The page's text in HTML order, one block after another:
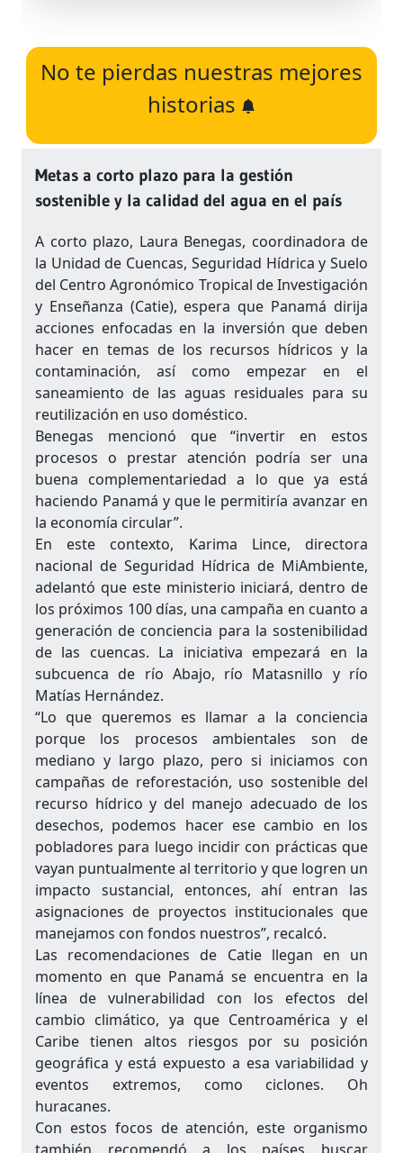
No te pierdas nuestras mejores
historias
Metas a corto plazo para la gestión
sostenible y la calidad del agua en el país
A corto plazo, Laura Benegas, coordinadora de
la Unidad de Cuencas, Seguridad Hídrica y Suelo
del Centro Agronómico Tropical de Investigación
y Enseñanza (Catie), espera que Panamá dirija
acciones enfocadas en la inversión que deben
hacer en temas de los recursos hídricos y la
contaminación, así como empezar en el
saneamiento de las aguas residuales para su
reutilización en uso doméstico.
Benegas mencionó que “invertir en estos
procesos o prestar atención podría ser una
buena complementariedad a lo que ya está
haciendo Panamá y que le permitiría avanzar en
la economía circular”.
En este contexto, Karima Lince, directora
nacional de Seguridad Hídrica de MiAmbiente,
adelantó que este ministerio iniciará, dentro de
los próximos 100 días, una campaña en cuanto a
generación de conciencia para la sostenibilidad
de las cuencas. La iniciativa empezará en la
subcuenca de río Abajo, río Matasnillo y río
Matías Hernández.
“Lo que queremos es llamar a la conciencia
porque los procesos ambientales son de
mediano y largo plazo, pero si iniciamos con
campañas de reforestación, uso sostenible del
recurso hídrico y del manejo adecuado de los
desechos, podemos hacer ese cambio en los
pobladores para luego incidir con prácticas que
vayan puntualmente al territorio y que logren un
impacto sustancial, entonces, ahí entran las
asignaciones de proyectos institucionales que
manejamos con fondos nuestros”, recalcó.
Las recomendaciones de Catie llegan en un
momento en que Panamá se encuentra en la
línea de vulnerabilidad con los efectos del
cambio climático, ya que Centroamérica y el
Caribe tienen altos riesgos por su posición
geográfica y está expuesto a esa variabilidad y
eventos extremos, como ciclones. Oh
huracanes.
Con estos focos de atención, este organismo